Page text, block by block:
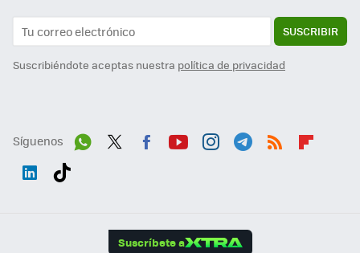
SUSCRIBIR
Suscribiéndote aceptas nuestra política de privacidad
Síguenos
Suscríbete a